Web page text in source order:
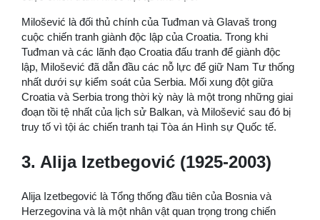
Milošević là đối thủ chính của Tuđman và Glavaš trong
cuộc chiến tranh giành độc lập của Croatia. Trong khi
Tuđman và các lãnh đạo Croatia đấu tranh để giành độc
lập, Milošević đã dẫn đầu các nỗ lực để giữ Nam Tư thống
nhất dưới sự kiểm soát của Serbia. Mối xung đột giữa
Croatia và Serbia trong thời kỳ này là một trong những giai
đoạn tồi tệ nhất của lịch sử Balkan, và Milošević sau đó bị
truy tố vì tội ác chiến tranh tại Tòa án Hình sự Quốc tế.
3. Alija Izetbegović (1925-2003)
Alija Izetbegović là Tổng thống đầu tiên của Bosnia và
Herzegovina và là một nhân vật quan trọng trong chiến